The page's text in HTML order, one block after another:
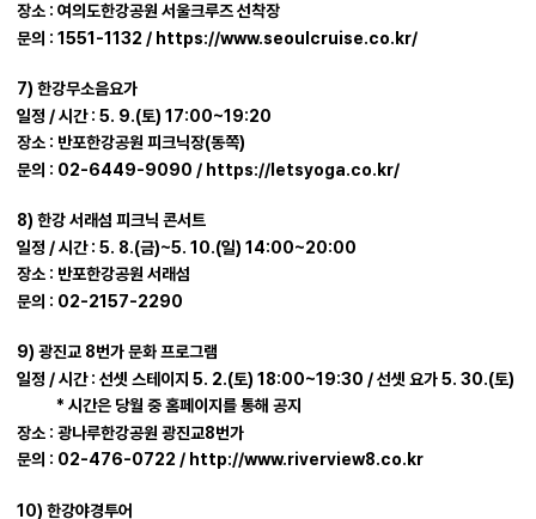
장소 : 여의도한강공원 서울크루즈 선착장
문의 : 1551-1132 / https://www.seoulcruise.co.kr/
7) 한강무소음요가
일정 / 시간 : 5. 9.(토) 17:00~19:20
장소 : 반포한강공원 피크닉장(동쪽)
문의 : 02-6449-9090 / https://letsyoga.co.kr/
8) 한강 서래섬 피크닉 콘서트
일정 / 시간 : 5. 8.(금)~5. 10.(일) 14:00~20:00
장소 : 반포한강공원 서래섬
문의 : 02-2157-2290
9) 광진교 8번가 문화 프로그램
일정 / 시간 : 선셋 스테이지 5. 2.(토) 18:00~19:30 / 선셋 요가 5. 30.(토)
* 시간은 당월 중 홈페이지를 통해 공지
장소 : 광나루한강공원 광진교8번가
문의 : 02-476-0722 / http://www.riverview8.co.kr
10) 한강야경투어